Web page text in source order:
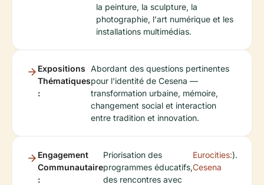
la peinture, la sculpture, la
photographie, l'art numérique et les
installations multimédias.
Expositions
Thématiques
:
Abordant des questions pertinentes
pour l'identité de Cesena —
transformation urbaine, mémoire,
changement social et interaction
entre tradition et innovation.
Engagement
Communautaire
:
Priorisation des
programmes éducatifs,
des rencontres avec
Eurocities:
Cesena
).